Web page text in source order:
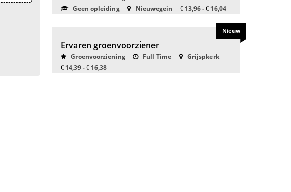
Geen opleiding
Nieuwegein € 13,96 - € 16,04
Ervaren groenvoorziener
Groenvoorziening Full Time Grijspkerk
€ 14,39 - € 16,38
Nieuw